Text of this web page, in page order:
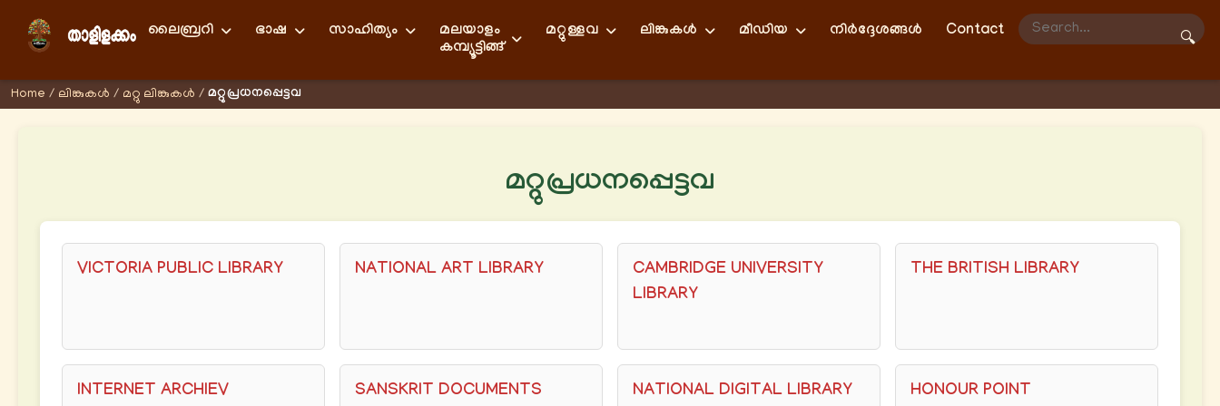
ലൈബ്രറി ഭാഷ സാഹിത്യം
മലയാളം
കമ്പ്യൂട്ടിങ്ങ്
മറ്റുള്ളവ ലിങ്കുകള്‍ മീഡിയ നിർദ്ദേശങ്ങൾ Contact
🔍
Home / ലിങ്കുകള്‍ / മറ്റു ലിങ്കുകള്‍ / മറ്റുപ്രധനപ്പെട്ടവ
മറ്റുപ്രധനപ്പെട്ടവ
VICTORIA PUBLIC LIBRARY NATIONAL ART LIBRARY
CAMBRIDGE UNIVERSITY
LIBRARY
THE BRITISH LIBRARY
INTERNET ARCHIEV SANSKRIT DOCUMENTS NATIONAL DIGITAL LIBRARY HONOUR POINT